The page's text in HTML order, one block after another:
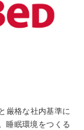
厳格な社内基準に
睡眠環境をつくる